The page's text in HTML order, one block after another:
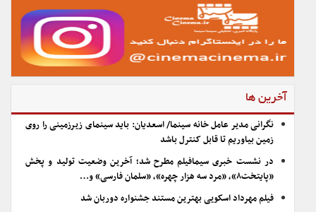
آخرین ها
نگرانی مدیر عامل خانه سینما/ اسعدیان: باید سینمای زیرزمینی را روی
زمین بیاوریم تا قابل کنترل باشد
در نشست خبری سیمافیلم مطرح شد؛ آخرین وضعیت تولید و پخش
«پایتخت۸»، «مرد سه هزار چهره»، «سلمان فارسی» و…
فیلم مهرداد اسکویی بهترین مستند جشنواره دوربان شد